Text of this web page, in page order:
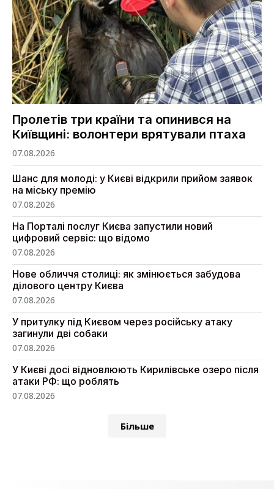
Пролетів три країни та опинився на
Київщині: волонтери врятували птаха
07.08.2026
Шанс для молоді: у Києві відкрили прийом заявок
на міську премію
07.08.2026
На Порталі послуг Києва запустили новий
цифровий сервіс: що відомо
07.08.2026
Нове обличчя столиці: як змінюється забудова
ділового центру Києва
07.08.2026
У притулку під Києвом через російську атаку
загинули дві собаки
07.08.2026
У Києві досі відновлюють Кирилівське озеро після
атаки РФ: що роблять
07.08.2026
Більше